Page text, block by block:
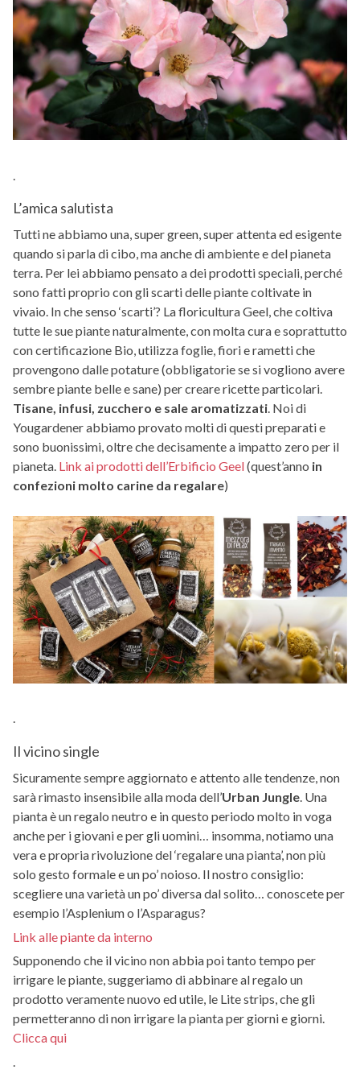
L’amica salutista
Tutti ne abbiamo una, super green, super attenta ed esigente
quando si parla di cibo, ma anche di ambiente e del pianeta
terra. Per lei abbiamo pensato a dei prodotti speciali, perché
sono fatti proprio con gli scarti delle piante coltivate in
vivaio. In che senso ‘scarti’? La floricultura Geel, che coltiva
tutte le sue piante naturalmente, con molta cura e soprattutto
con certificazione Bio, utilizza foglie, fiori e rametti che
provengono dalle potature (obbligatorie se si vogliono avere
sembre piante belle e sane) per creare ricette particolari.
Tisane, infusi, zucchero e sale aromatizzati. Noi di
Yougardener abbiamo provato molti di questi preparati e
sono buonissimi, oltre che decisamente a impatto zero per il
pianeta. Link ai prodotti dell’Erbificio Geel(quest’anno in
confezioni molto carine da regalare)
.
Il vicino single
Sicuramente sempre aggiornato e attento alle tendenze, non
sarà rimasto insensibile alla moda dell’Urban Jungle. Una
pianta è un regalo neutro e in questo periodo molto in voga
anche per i giovani e per gli uomini… insomma, notiamo una
vera e propria rivoluzione del ‘regalare una pianta’, non più
solo gesto formale e un po’ noioso. Il nostro consiglio:
scegliere una varietà un po’ diversa dal solito… conoscete per
esempio l’Asplenium o l’Asparagus?
Link alle piante da interno
Supponendo che il vicino non abbia poi tanto tempo per
irrigare le piante, suggeriamo di abbinare al regalo un
prodotto veramente nuovo ed utile, le Lite strips, che gli
permetteranno di non irrigare la pianta per giorni e giorni.
Clicca qui
.